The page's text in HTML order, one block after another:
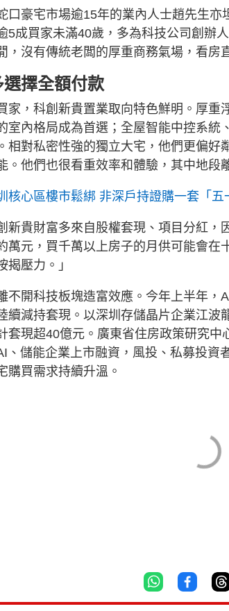
口豪宅市場逾15年的業內人士趙先生
5成買家未滿40歲，多為科技公司創辦
，沒有傳統老闆的厚重商務氣場，看房
擇全額付款
家，科創新貴置業取向特色鮮明。厚重
室內格局成為首選；全屋智能中控系
相對私密性強的獨立大宅，他們更偏好
。他們也很看重效率和體驗，其中地段
核心區樓市鬆綁 非深戶持證購一套「五
新貴財富多來自股權套現、項目分紅，
萬元，買千萬以上房子的月供可能會
揭壓力。」
不開科技板塊造富效應。今年上半年
續減持套現。以深圳存儲晶片企業江
套現超40億元。廣東省住房政策研究
、儲能企業上市融資，風投、私募投資
購買需求持續升溫。